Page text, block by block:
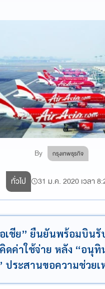
By กรุงเทพธุรกิจ
ทั่วไป 31 ม.ค. 2020 เวลา
อเชีย” ยืนยันพร้อมบิน
ดค่าใช้จ่าย หลัง “อนุทิ
ประสานขอความช่วยเ